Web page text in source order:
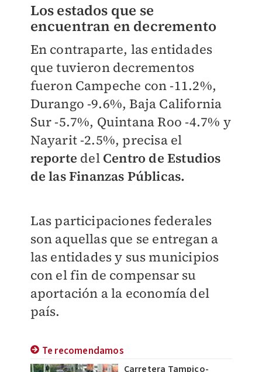
Los estados que se
encuentran en decremento
En contraparte, las entidades
que tuvieron decrementos
fueron Campeche con -11.2%,
Durango -9.6%, Baja California
Sur -5.7%, Quintana Roo -4.7% y
Nayarit -2.5%, precisa el
reporte del Centro de Estudios
de las Finanzas Públicas.
Las participaciones federales
son aquellas que se entregan a
las entidades y sus municipios
con el fin de compensar su
aportación a la economía del
país.
Te recomendamos
Carretera Tampico-